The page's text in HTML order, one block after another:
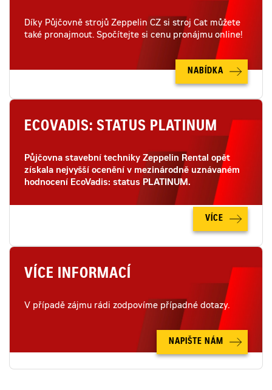
Díky Půjčovně strojů Zeppelin CZ si stroj Cat můžete
také pronajmout. Spočítejte si cenu pronájmu online!
NABÍDKA
ECOVADIS: STATUS PLATINUM
Půjčovna stavební techniky Zeppelin Rental opět
získala nejvyšší ocenění v mezinárodně uznávaném
hodnocení EcoVadis: status PLATINUM.
VÍCE
VÍCE INFORMACÍ
V případě zájmu rádi zodpovíme případné dotazy.
NAPIŠTE NÁM